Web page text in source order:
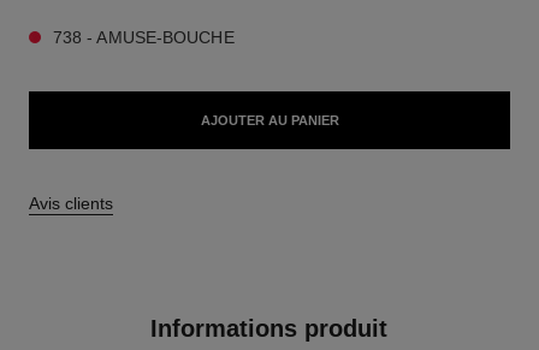
738 - AMUSE-BOUCHE
AJOUTER AU PANIER
Avis clients
Informations produit